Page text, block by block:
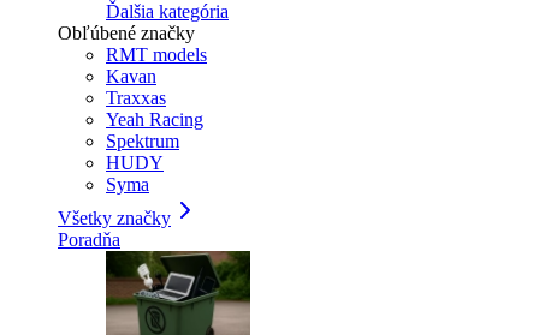
Ďalšia kategória
Obľúbené značky
RMT models
Kavan
Traxxas
Yeah Racing
Spektrum
HUDY
Syma
Všetky značky
Poradňa